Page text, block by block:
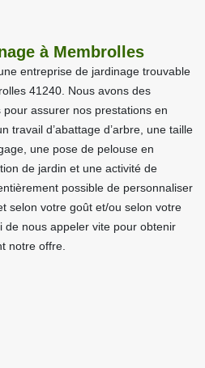
à Membrolles
entreprise de jardinage trouvable
41240. Nous avons des
assurer nos prestations en
travail d’abattage d’arbre, une taille
une pose de pelouse en
de jardin et une activité de
possible de personnaliser
selon votre goût et/ou selon votre
de nous appeler vite pour obtenir
notre offre.